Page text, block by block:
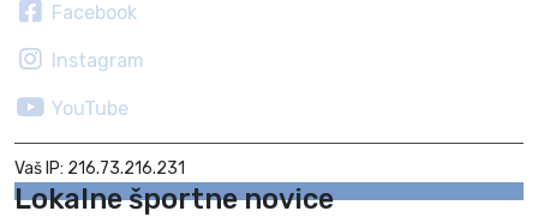
Facebook
Instagram
YouTube
Vaš IP: 216.73.216.231
Lokalne športne novice